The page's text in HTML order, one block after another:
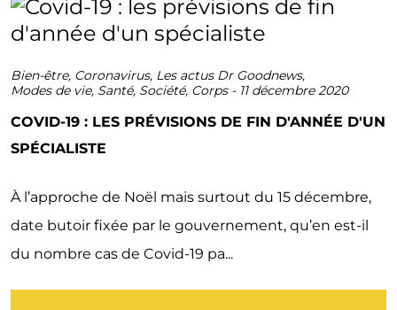
Bien-être, Coronavirus, Les actus Dr Goodnews,
Modes de vie, Santé, Société, Corps- 11 décembre 2020
COVID-19 : LES PRÉVISIONS DE FIN D'ANNÉE D'UN
SPÉCIALISTE
À l’approche de Noël mais surtout du 15 décembre,
date butoir fixée par le gouvernement, qu’en est-il
du nombre cas de Covid-19 pa...